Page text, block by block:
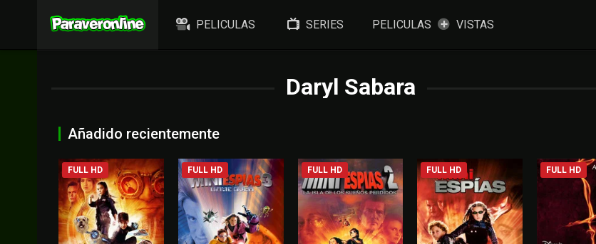
PELICULAS SERIES PELICULAS VISTAS
Daryl Sabara
Añadido recientemente
FULL HD FULL HD FULL HD FULL HD FULL HD